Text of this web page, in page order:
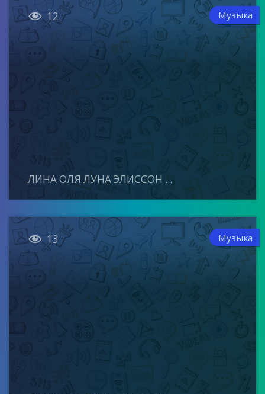
 12 Музыка
ЛИНА ОЛЯ ЛУНА ЭЛИССОН ...
 13 Музыка